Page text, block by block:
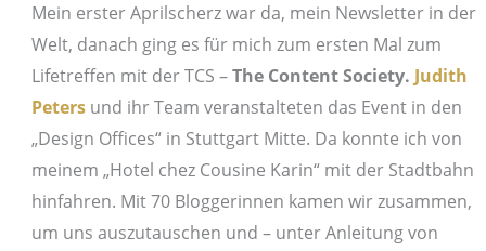
Mein erster Aprilscherz war da, mein Newsletter in der
Welt, danach ging es für mich zum ersten Mal zum
Lifetreffen mit der TCS –The Content Society. Judith
Petersund ihr Team veranstalteten das Event in den
„Design Offices“ in Stuttgart Mitte. Da konnte ich von
meinem „Hotel chez Cousine Karin“ mit der Stadtbahn
hinfahren. Mit 70 Bloggerinnen kamen wir zusammen,
um uns auszutauschen und – unter Anleitung von